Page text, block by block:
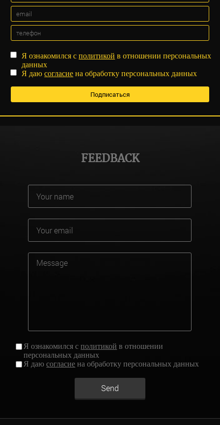
Я ознакомился сполитикой в отношении персональных
данных
Я даюсогласие на обработку персональных данных
FEEDBACK
Я ознакомился сполитикой в отношении
персональных данных
Я даюсогласие на обработку персональных данных
Send